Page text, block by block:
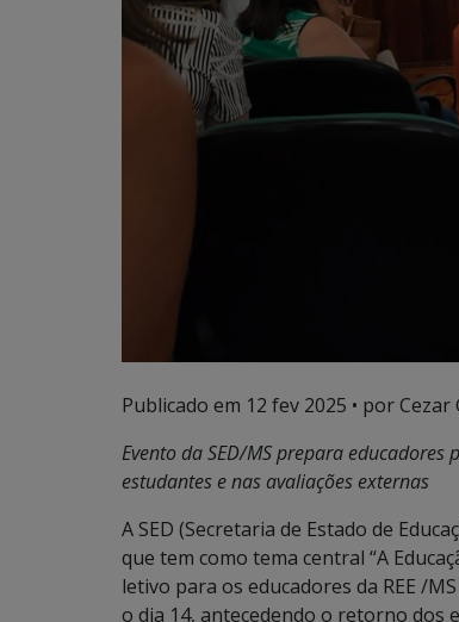
Publicado em 12 fev 2025 • por Cezar
Evento da SED/MS prepara
estudantes e nas avaliações externas
A SED (Secretaria de Estado de
que tem como tema central “A
letivo para os educadores da REE /
o dia 14, antecedendo o retorno dos